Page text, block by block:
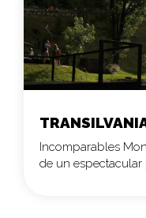
Incomparables
de un espectacular